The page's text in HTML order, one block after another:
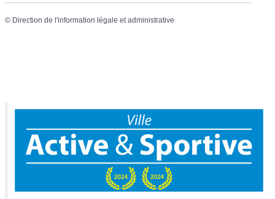
© Direction de l'information légale et administrative